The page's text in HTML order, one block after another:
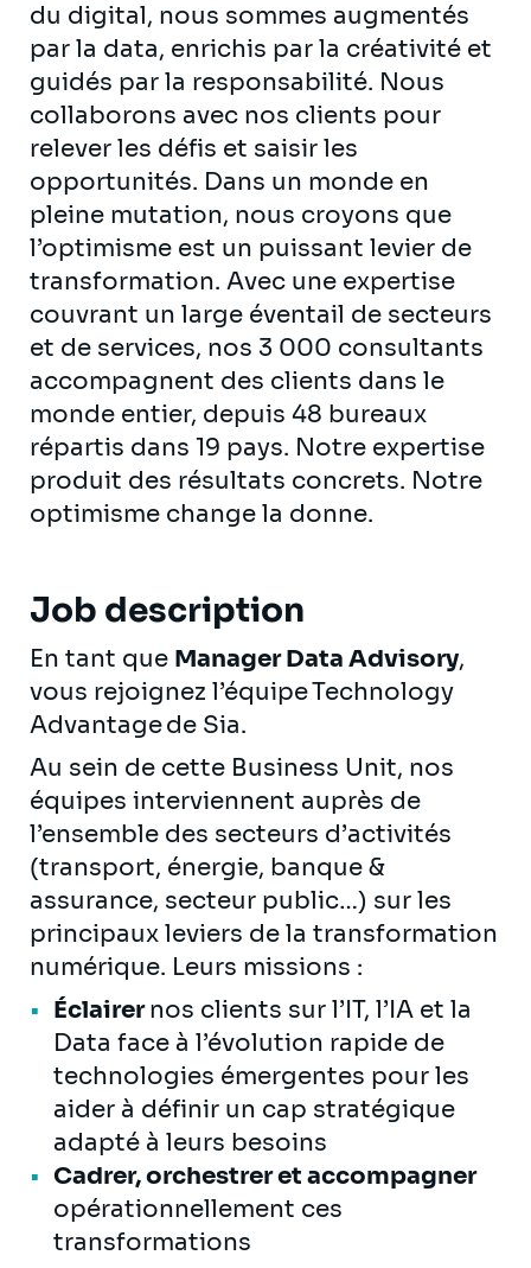
du digital, nous sommes augmentés
par la data, enrichis par la créativité et
guidés par la responsabilité. Nous
collaborons avec nos clients pour
relever les défis et saisir les
opportunités. Dans un monde en
pleine mutation, nous croyons que
l’optimisme est un puissant levier de
transformation. Avec une expertise
couvrant un large éventail de secteurs
et de services, nos 3 000 consultants
accompagnent des clients dans le
monde entier, depuis 48 bureaux
répartis dans 19 pays. Notre expertise
produit des résultats concrets. Notre
optimisme change la donne.
Job description
En tant que Manager Data Advisory,
vous rejoignez l’équipe Technology
Advantage de Sia.
Au sein de cette Business Unit, nos
équipes interviennent auprès de
l’ensemble des secteurs d’activités
(transport, énergie, banque &
assurance, secteur public…) sur les
principaux leviers de la transformation
numérique. Leurs missions :
Éclairernos clients sur l’IT, l’IA et la
Data face à l’évolution rapide de
technologies émergentes pour les
aider à définir un cap stratégique
adapté à leurs besoins
Cadrer, orchestrer et accompagner
opérationnellement ces
transformations